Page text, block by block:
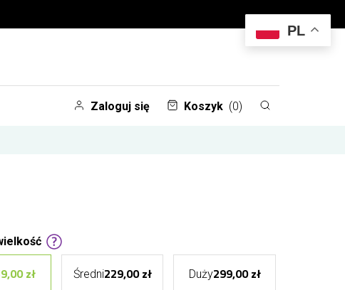
Zaloguj się Koszyk (0)
zł Średni229,00 zł Duży299,00 zł
PL